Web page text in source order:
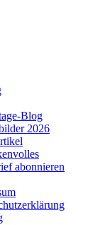
Blog
2026
abonnieren